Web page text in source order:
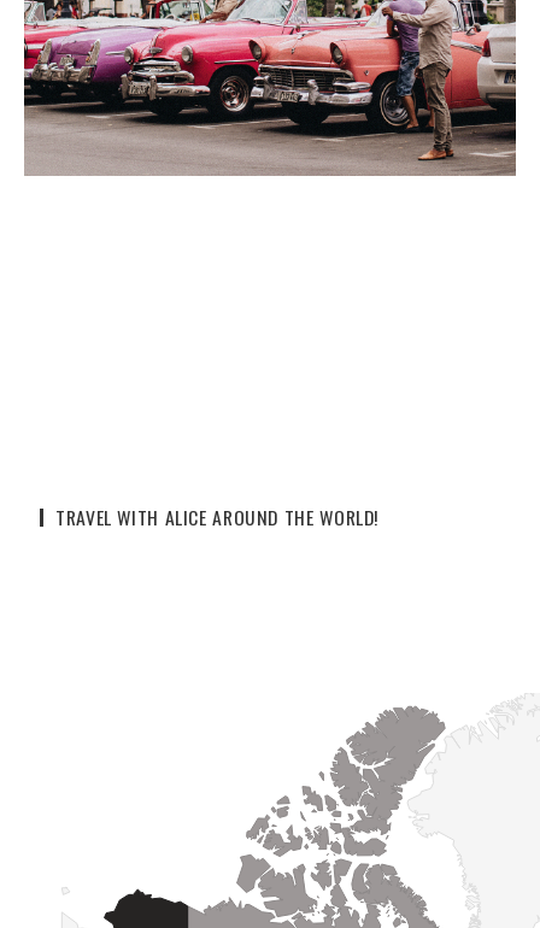
TRAVEL WITH ALICE AROUND THE WORLD!